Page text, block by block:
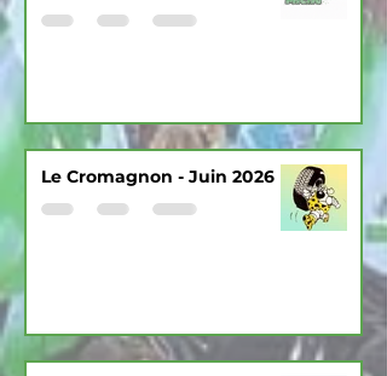
Le Cromagnon - Juin 2026